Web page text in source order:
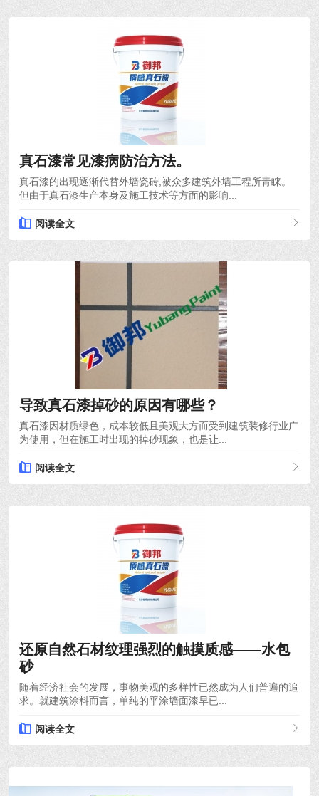
真石漆常见漆病防治方法。
真石漆的出现逐渐代替外墙瓷砖,被众多建筑外墙工程所青睐。
但由于真石漆生产本身及施工技术等方面的影响...
阅读全文
导致真石漆掉砂的原因有哪些？
真石漆因材质绿色，成本较低且美观大方而受到建筑装修行业广
为使用，但在施工时出现的掉砂现象，也是让...
阅读全文
还原自然石材纹理强烈的触摸质感——水包
砂
随着经济社会的发展，事物美观的多样性已然成为人们普遍的追
求。就建筑涂料而言，单纯的平涂墙面漆早已...
阅读全文